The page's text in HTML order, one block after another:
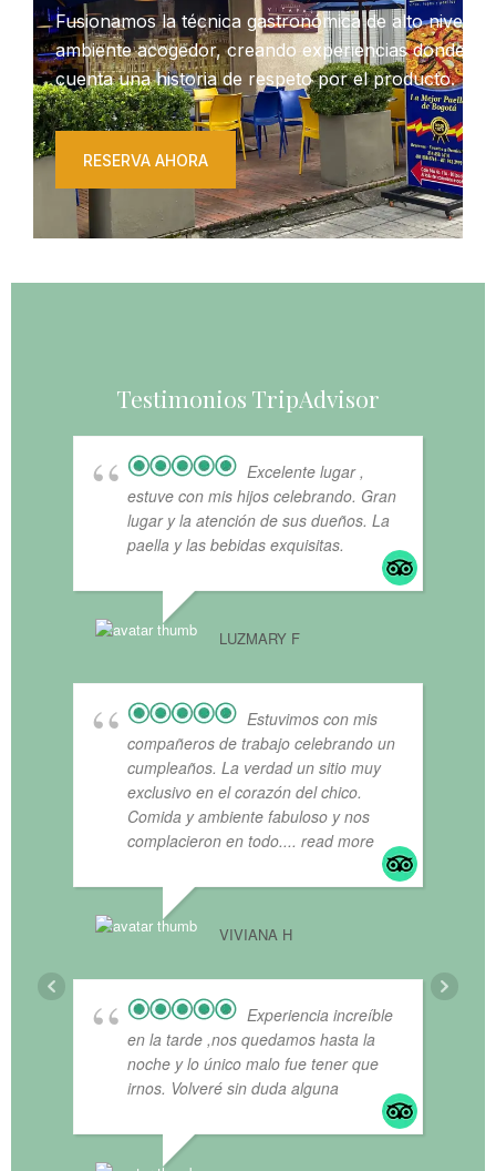
Fusionamos la técnica gastronómica de alto nivel
ambiente acogedor, creando experiencias donde
cuenta una historia de respeto por el producto.
RESERVA AHORA
Testimonios TripAdvisor
Excelente lugar ,
estuve con mis hijos celebrando. Gran
lugar y la atención de sus dueños. La
paella y las bebidas exquisitas.
LUZMARY F
Estuvimos con mis
compañeros de trabajo celebrando un
cumpleaños. La verdad un sitio muy
exclusivo en el corazón del chico.
Comida y ambiente fabuloso y nos
complacieron en todo.... read more
VIVIANA H
Experiencia increíble
en la tarde ,nos quedamos hasta la
noche y lo único malo fue tener que
irnos. Volveré sin duda alguna